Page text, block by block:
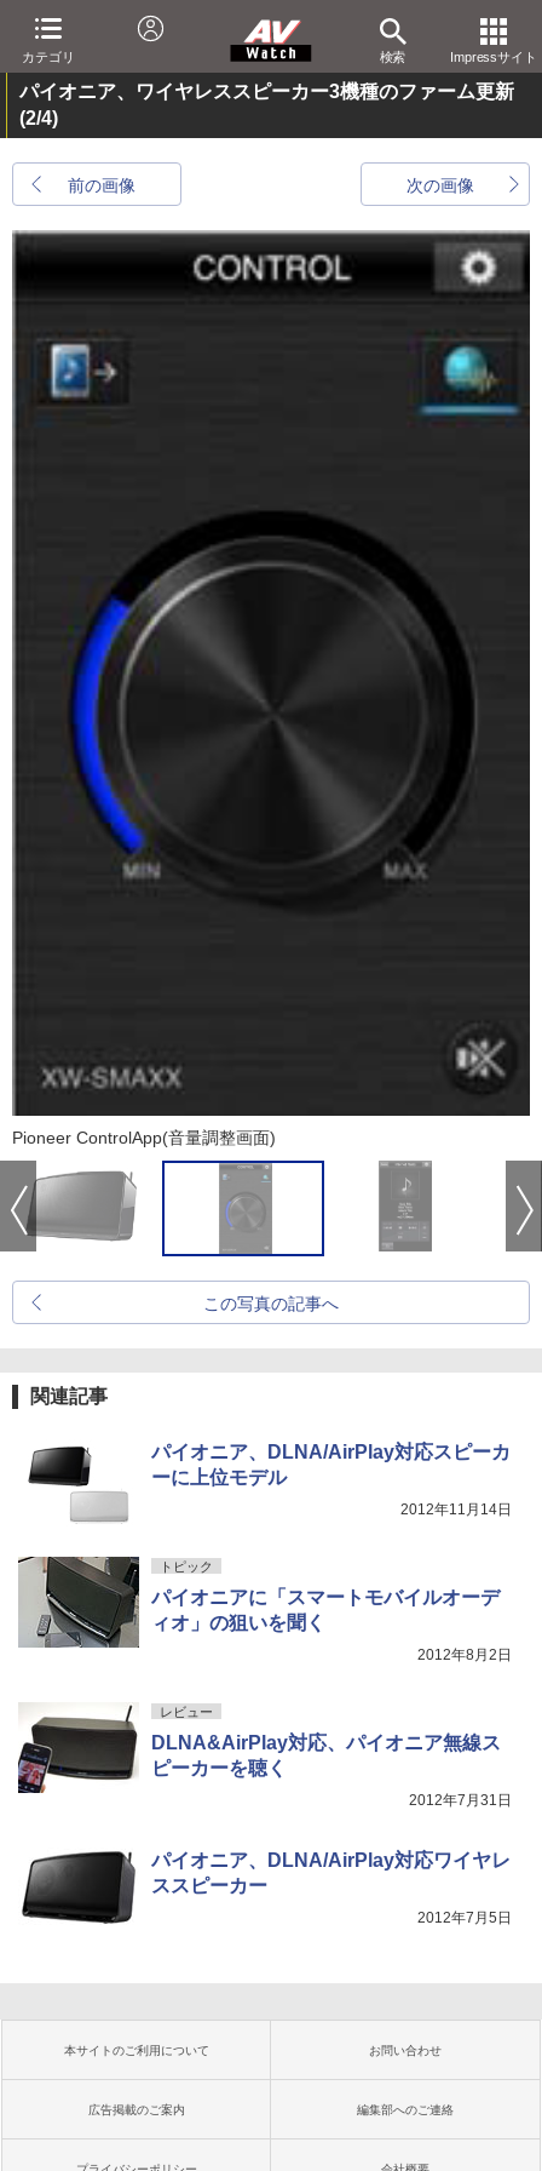
カテゴリ 検索 Impressサイト
パイオニア、ワイヤレススピーカー3機種のファーム更新
(2/4)
前の画像 次の画像
Pioneer ControlApp(音量調整画面)
この写真の記事へ
関連記事
パイオニア、DLNA/AirPlay対応スピーカ
ーに上位モデル
2012年11月14日
トピック
パイオニアに「スマートモバイルオーデ
ィオ」の狙いを聞く
2012年8月2日
レビュー
DLNA&AirPlay対応、パイオニア無線ス
ピーカーを聴く
2012年7月31日
パイオニア、DLNA/AirPlay対応ワイヤレ
ススピーカー
2012年7月5日
本サイトのご利用について お問い合わせ
広告掲載のご案内 編集部へのご連絡